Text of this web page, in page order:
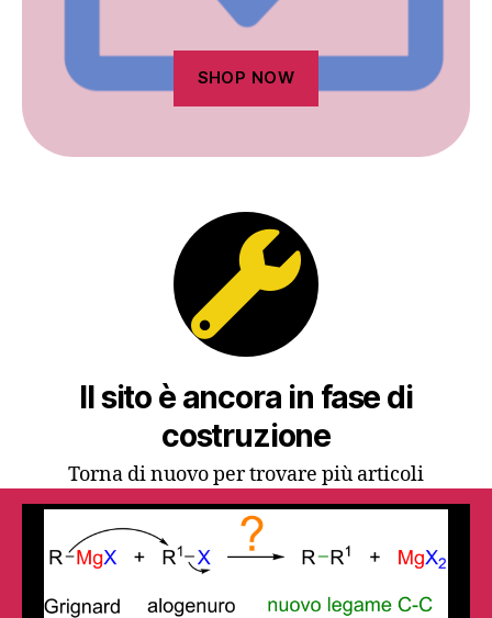
SHOP NOW
Il sito è ancora in fase di
costruzione
Torna di nuovo per trovare più articoli